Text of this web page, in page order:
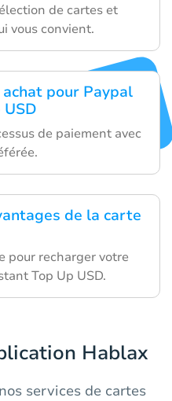
de cartes et
vous convient.
pour Paypal
de paiement avec
de la carte
pour recharger votre
Top Up USD.
Hablax
services de cartes